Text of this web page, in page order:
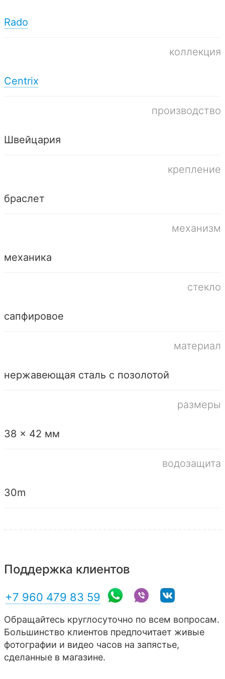
Rado
коллекция
Centrix
производство
Швейцария
крепление
браслет
механизм
механика
стекло
сапфировое
материал
нержавеющая сталь с позолотой
размеры
38 x 42 мм
водозащита
30m
Поддержка клиентов
+7 960 479 83 59
Обращайтесь круглосуточно по всем вопросам.
Большинство клиентов предпочитает живые
фотографии и видео часов на запястье,
сделанные в магазине.